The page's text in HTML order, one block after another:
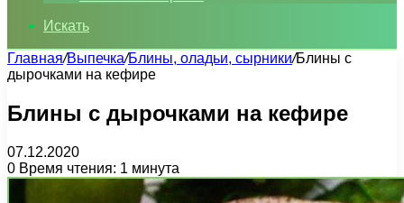
Искать
Главная/Выпечка/Блины, оладьи, сырники/Блины с
дырочками на кефире
Блины с дырочками на кефире
07.12.2020
0 Время чтения: 1 минута